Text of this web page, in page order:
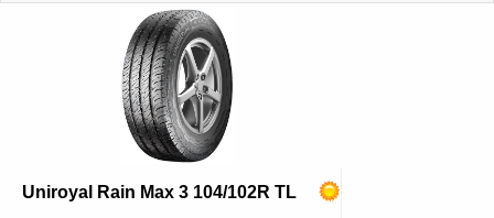
Uniroyal Rain Max 3 104/102R TL